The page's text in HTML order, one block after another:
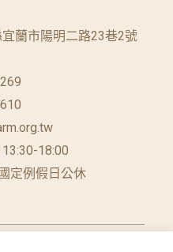
蘭市陽明二路23巷2號
18:00
定例假日公休